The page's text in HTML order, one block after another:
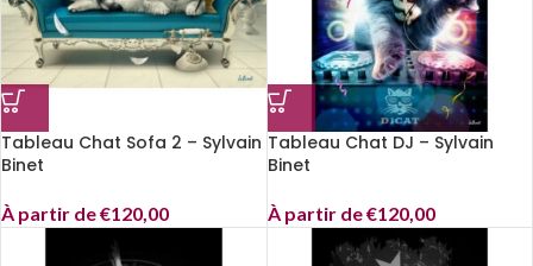
Tableau Chat Sofa 2 – Sylvain
Binet
À partir de€120,00
Tableau Chat DJ – Sylvain
Binet
À partir de€120,00